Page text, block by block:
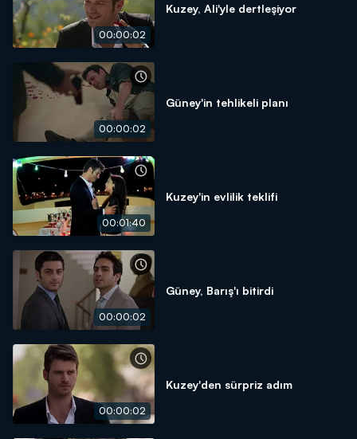
00:00:02
Kuzey, Ali'yle dertleşiyor
00:00:02
Güney'in tehlikeli planı
00:01:40
Kuzey'in evlilik teklifi
00:00:02
Güney, Barış'ı bitirdi
00:00:02
Kuzey'den sürpriz adım